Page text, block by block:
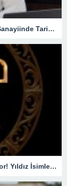
İş İnsanı Hasan Bulut: “Türkiye Savunma Sanayiinde Tarihi Bir Atılım Gerçekleştirdi”
Alaçatı’da Temmuz Ayı Müzik Şöleni Başlıyor! Yıldız İsimler SAHNEDE !